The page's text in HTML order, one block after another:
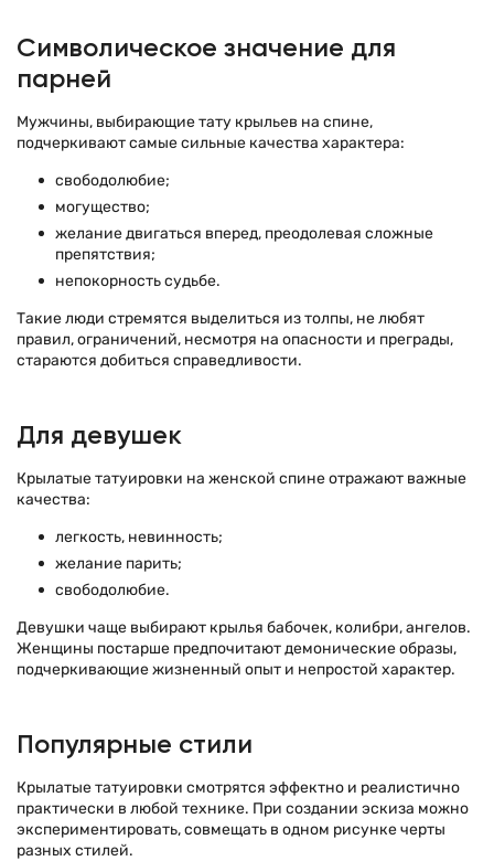
Символическое значение для
парней
Мужчины, выбирающие тату крыльев на спине,
подчеркивают самые сильные качества характера:
свободолюбие;
могущество;
желание двигаться вперед, преодолевая сложные
препятствия;
непокорность судьбе.
Такие люди стремятся выделиться из толпы, не любят
правил, ограничений, несмотря на опасности и преграды,
стараются добиться справедливости.
Для девушек
Крылатые татуировки на женской спине отражают важные
качества:
легкость, невинность;
желание парить;
свободолюбие.
Девушки чаще выбирают крылья бабочек, колибри, ангелов.
Женщины постарше предпочитают демонические образы,
подчеркивающие жизненный опыт и непростой характер.
Популярные стили
Крылатые татуировки смотрятся эффектно и реалистично
практически в любой технике. При создании эскиза можно
экспериментировать, совмещать в одном рисунке черты
разных стилей.